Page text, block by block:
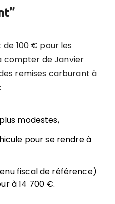
100 € pour les
compter de Janvier
remises carburant à
modestes,
pour se rendre à
fiscal de référence)
à 14 700 €.